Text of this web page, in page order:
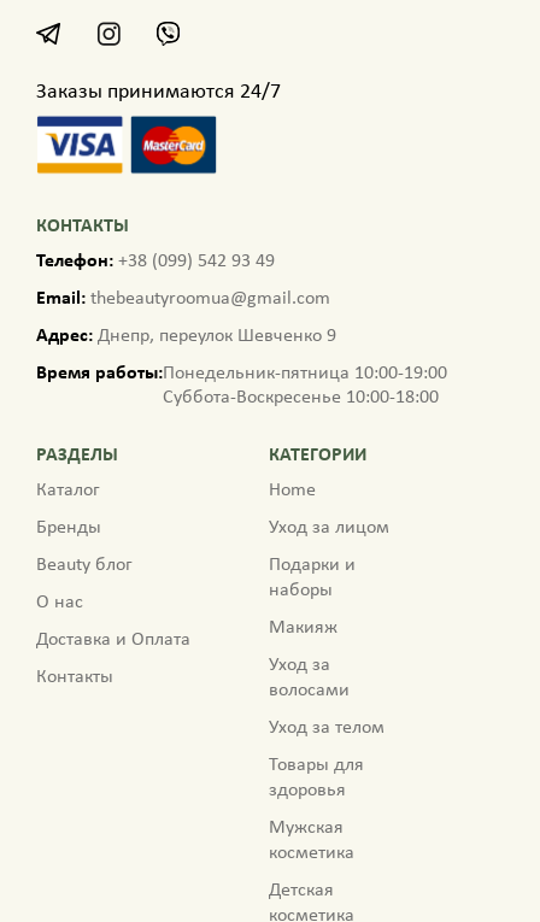
Заказы принимаются 24/7
КОНТАКТЫ
Телефон: +38 (099) 542 93 49
Email: thebeautyroomua@gmail.com
Адрес: Днепр, переулок Шевченко 9
Время работы:Понедельник-пятница 10:00-19:00
Суббота-Воскресенье 10:00-18:00
РАЗДЕЛЫ
Каталог
Бренды
Beauty блог
О нас
Доставка и Оплата
Контакты
КАТЕГОРИИ
Home
Уход за лицом
Подарки и
наборы
Макияж
Уход за
волосами
Уход за телом
Товары для
здоровья
Мужская
косметика
Детская
косметика